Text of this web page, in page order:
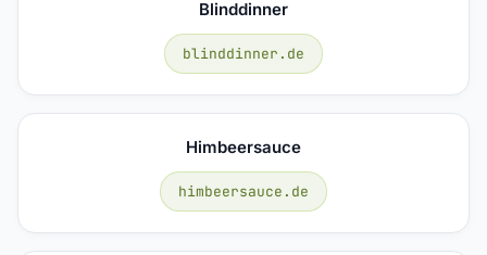
Blinddinner
blinddinner.de
Himbeersauce
himbeersauce.de